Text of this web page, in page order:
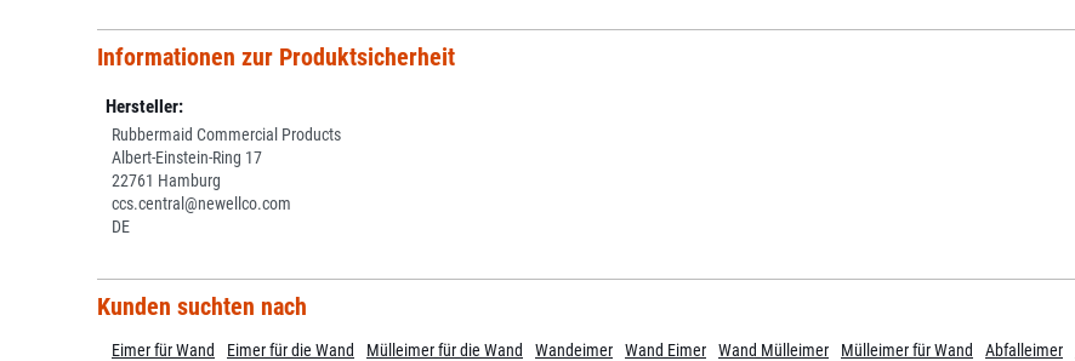
Informationen zur Produktsicherheit
Hersteller:
Rubbermaid Commercial Products
Albert-Einstein-Ring 17
22761 Hamburg
ccs.central@newellco.com
DE
Kunden suchten nach
Eimer für Wand Eimer für die Wand Mülleimer für die Wand Wandeimer Wand Eimer Wand Mülleimer Mülleimer für Wand Abfalleimer